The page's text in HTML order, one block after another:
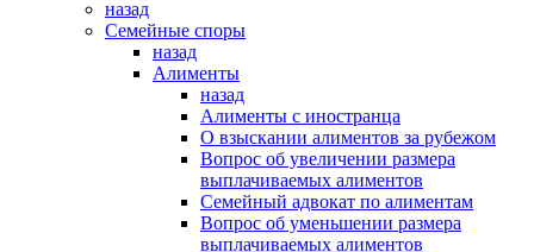
назад
Семейные споры
назад
Алименты
назад
Алименты с иностранца
О взыскании алиментов за рубежом
Вопрос об увеличении размера
выплачиваемых алиментов
Семейный адвокат по алиментам
Вопрос об уменьшении размера
выплачиваемых алиментов